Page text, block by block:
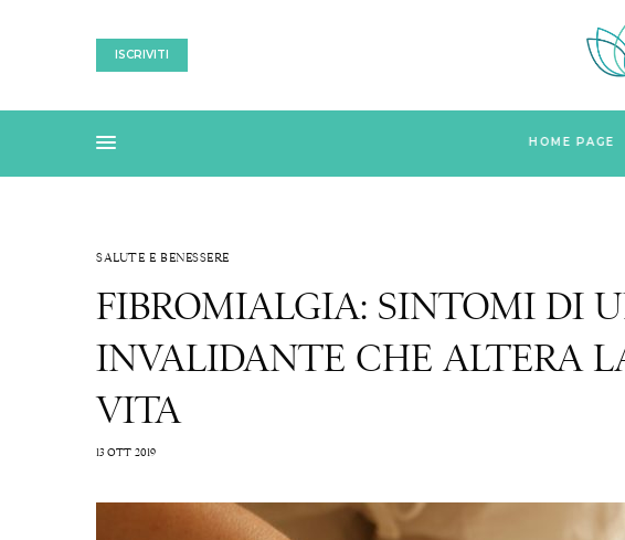
ISCRIVITI
HOME PAGE
SALUTE E BENESSERE
FIBROMIALGIA: SINTOMI DI
INVALIDANTE CHE ALTERA
VITA
13 OTT 2019